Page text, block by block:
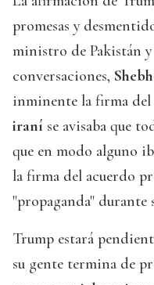
promesas y
ministro de Pakistán
conversaciones,
inminente la firma del
iraní se avisaba que
que en modo alguno
la firma del acuerdo
"propaganda" durante
Trump estará
su gente termina de